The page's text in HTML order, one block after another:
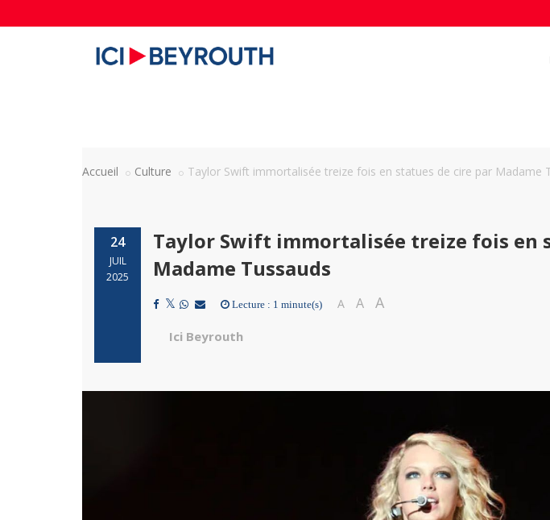
Accueil Culture Taylor Swift immortalisée treize fois en statues de cire par Madame
24
JUIL
2025
Taylor Swift immortalisée treize fois en
Madame Tussauds
Lecture : 1 minute(s) A A A
Ici Beyrouth